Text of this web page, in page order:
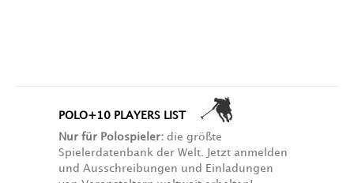
POLO+10 PLAYERS LIST
Nur für Polospieler: die größte
Spielerdatenbank der Welt. Jetzt anmelden
und Ausschreibungen und Einladungen